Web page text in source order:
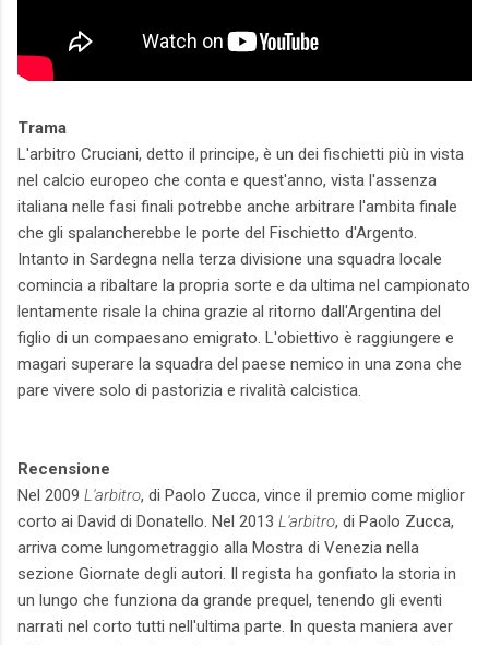
Trama
L'arbitro Cruciani, detto il principe, è un dei fischietti più in vista
nel calcio europeo che conta e quest'anno, vista l'assenza
italiana nelle fasi finali potrebbe anche arbitrare l'ambita finale
che gli spalancherebbe le porte del Fischietto d'Argento.
Intanto in Sardegna nella terza divisione una squadra locale
comincia a ribaltare la propria sorte e da ultima nel campionato
lentamente risale la china grazie al ritorno dall'Argentina del
figlio di un compaesano emigrato. L'obiettivo è raggiungere e
magari superare la squadra del paese nemico in una zona che
pare vivere solo di pastorizia e rivalità calcistica.
Recensione
Nel 2009 L'arbitro, di Paolo Zucca, vince il premio come miglior
corto ai David di Donatello. Nel 2013 L'arbitro, di Paolo Zucca,
arriva come lungometraggio alla Mostra di Venezia nella
sezione Giornate degli autori. Il regista ha gonfiato la storia in
un lungo che funziona da grande prequel, tenendo gli eventi
narrati nel corto tutti nell'ultima parte. In questa maniera aver